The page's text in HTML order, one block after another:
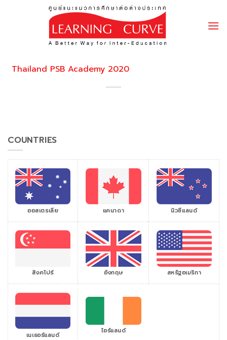
Thailand PSB Academy 2020
COUNTRIES
ออสเตรเลีย แคนาดา นิวซีแลนด์
สิงคโปร์ อังกฤษ สหรัฐอเมริกา
เนเธอร์แลนด์ ไอร์แลนด์